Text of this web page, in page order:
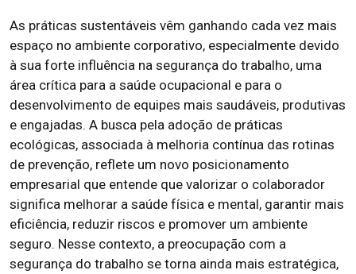
As práticas sustentáveis vêm ganhando cada vez mais
espaço no ambiente corporativo, especialmente devido
à sua forte influência na segurança do trabalho, uma
área crítica para a saúde ocupacional e para o
desenvolvimento de equipes mais saudáveis, produtivas
e engajadas. A busca pela adoção de práticas
ecológicas, associada à melhoria contínua das rotinas
de prevenção, reflete um novo posicionamento
empresarial que entende que valorizar o colaborador
significa melhorar a saúde física e mental, garantir mais
eficiência, reduzir riscos e promover um ambiente
seguro. Nesse contexto, a preocupação com a
segurança do trabalho se torna ainda mais estratégica,